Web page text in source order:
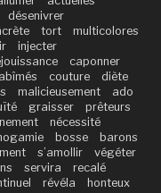
désenivrer
tort
multicolores
injecter
caponner
abîmés couture
diète
malicieusement
ado
graisser
prêteurs
nécessité
bosse
barons
s’amollir
végéter
servira
recalé
révéla
honteux